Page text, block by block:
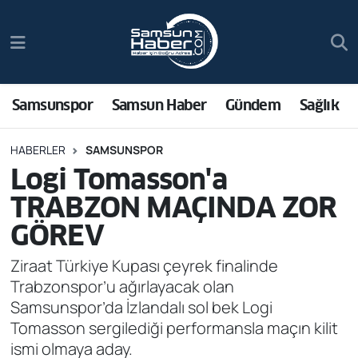
Samsunspor Samsun Haber Gündem Sağlık
HABERLER SAMSUNSPOR
Logi Tomasson'a
TRABZON MAÇINDA ZOR
GÖREV
Ziraat Türkiye Kupası çeyrek finalinde
Trabzonspor’u ağırlayacak olan
Samsunspor’da İzlandalı sol bek Logi
Tomasson sergilediği performansla maçın kilit
ismi olmaya aday.
Samsun Haber
Sağlık
Asayiş
Bilim ve Teknoloji
Bölge
Dünya
Ekonomi
Trafik Durumu
Süper Lig Puan Durumu ve Fikstür
Tüm Manşetler
Son Dakika Haberleri
Haber Arşivi